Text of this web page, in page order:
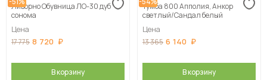
Ливорно Обувница ЛО-30 дуб
сонома
Цена
17 775 8 720
В корзину
Тумба 800 Апполия, Анкор
светлый/Сандал белый
Цена
13 365 6 140
В корзину